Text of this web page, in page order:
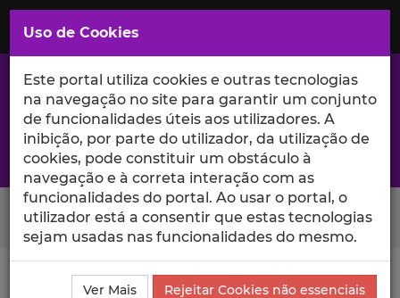
Saltar
para
Conteúdo
Principal
A excelência da investigação e ciência no Iscte
Search Button
Ciência_Iscte Comunicações
Descrição Detalhada
Uso de Cookies
Este portal utiliza cookies e outras tecnologias
na navegação no site para garantir um conjunto
de funcionalidades úteis aos utilizadores. A
inibição, por parte do utilizador, da utilização de
cookies, pode constituir um obstáculo à
navegação e à correta interação com as
funcionalidades do portal. Ao usar o portal, o
utilizador está a consentir que estas tecnologias
sejam usadas nas funcionalidades do mesmo.
Ver Mais
Rejeitar Cookies não essenciais